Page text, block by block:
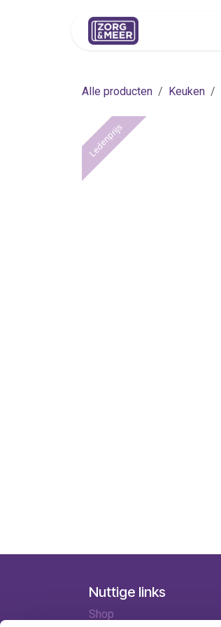
Alle producten Keuken
Ledenprijs
Nuttige links
Shop